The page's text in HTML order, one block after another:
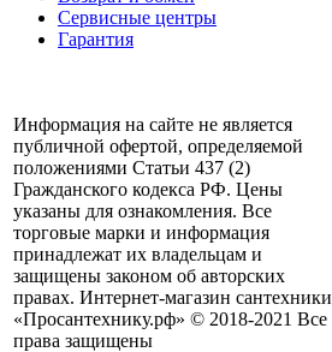
Сервисные центры
Гарантия
Информация на сайте не является
публичной офертой, определяемой
положениями Статьи 437 (2)
Гражданского кодекса РФ. Цены
указаны для ознакомления. Все
торговые марки и информация
принадлежат их владельцам и
защищены законом об авторских
правах. Интернет-магазин сантехники
«Просантехнику.рф» © 2018-2021 Все
права защищены